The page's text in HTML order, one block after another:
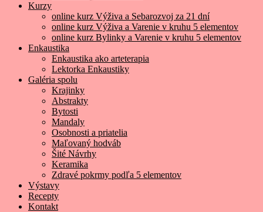
Kurzy
online kurz Výživa a Sebarozvoj za 21 dní
online kurz Výživa a Varenie v kruhu 5 elementov
online kurz Bylinky a Varenie v kruhu 5 elementov
Enkaustika
Enkaustika ako arteterapia
Lektorka Enkaustiky
Galéria spolu
Krajinky
Abstrakty
Bytosti
Mandaly
Osobnosti a priatelia
Maľovaný hodváb
Šité Návrhy
Keramika
Zdravé pokrmy podľa 5 elementov
Výstavy
Recepty
Kontakt